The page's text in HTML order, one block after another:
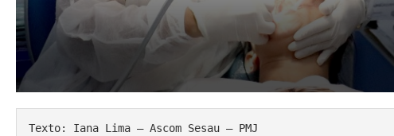
Texto: Iana Lima – Ascom Sesau – PMJ